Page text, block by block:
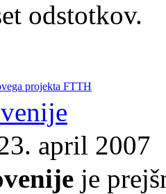
odstotkov.
projekta FTTH
april 2007
je